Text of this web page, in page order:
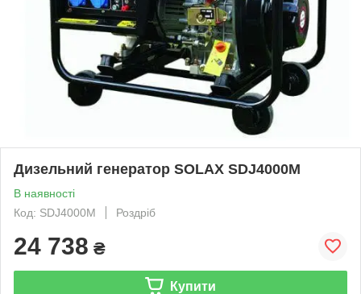
Дизельний генератор SOLAX SDJ4000M
В наявності
Код: SDJ4000M
Роздріб
24 738 ₴
Купити